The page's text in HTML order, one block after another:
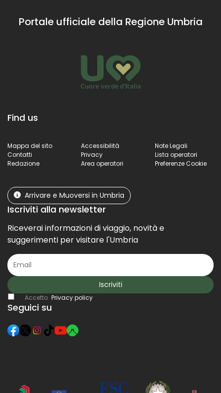
Portale ufficiale della Regione Umbria
Find us
Mappa del sito Accessibilità
Note Legali
Contatti
Privacy
Lista operatori
Redazione
Area operatori Preferenze Cookie
Arrivare e Muoversi in Umbria
Iscriviti alla newsletter
Riceverai informazioni di viaggio, novità e
suggerimenti per visitare l'Umbria
Iscriviti
Accetto Privacy policy
Seguici su